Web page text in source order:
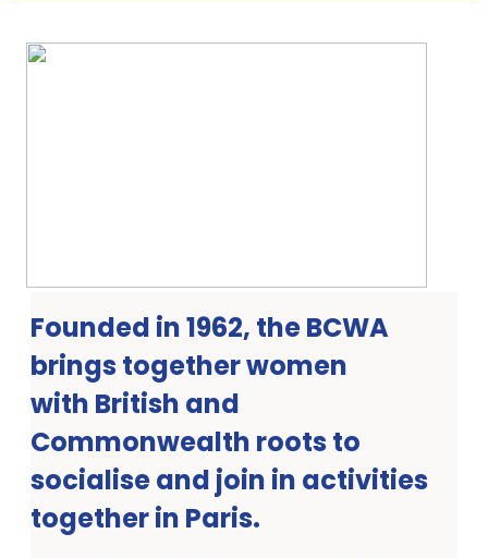
Founded in 1962, the BCWA
brings together women
with British and
Commonwealth roots to
socialise and join in activities
together in Paris.